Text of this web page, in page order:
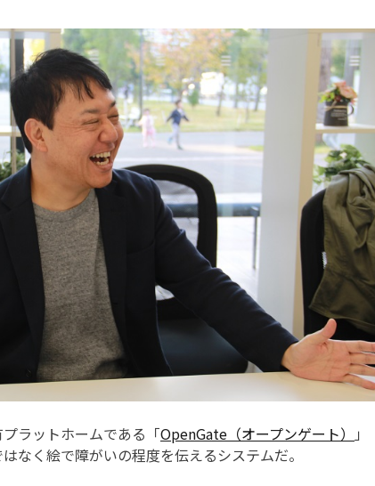
ラットホームである「OpenGate（オープンゲート）
」
なく絵で障がいの程度を伝えるシステムだ。